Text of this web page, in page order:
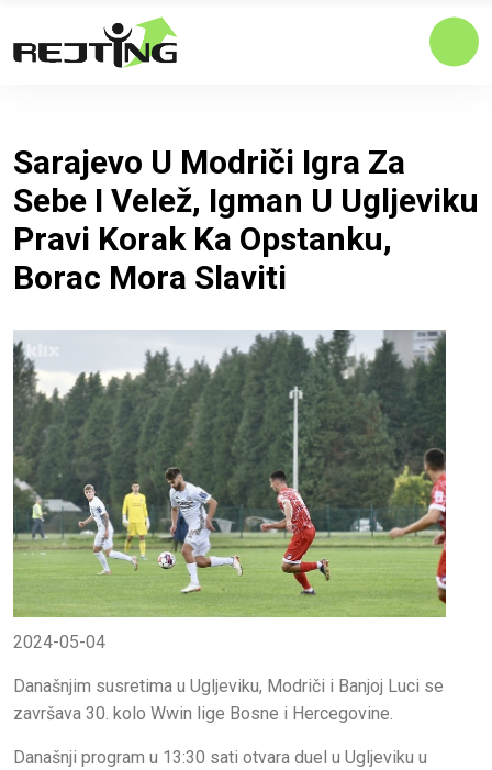
Sarajevo U Modriči Igra Za
Sebe I Velež, Igman U Ugljeviku
Pravi Korak Ka Opstanku,
Borac Mora Slaviti
2024-05-04
Današnjim susretima u Ugljeviku, Modriči i Banjoj Luci se
završava 30. kolo Wwin lige Bosne i Hercegovine.
Današnji program u 13:30 sati otvara duel u Ugljeviku u